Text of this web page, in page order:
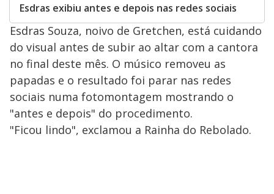
Esdras exibiu antes e depois nas redes sociais
Esdras Souza, noivo de Gretchen, está cuidando
do visual antes de subir ao altar com a cantora
no final deste mês. O músico removeu as
papadas e o resultado foi parar nas redes
sociais numa fotomontagem mostrando o
"antes e depois" do procedimento.
"Ficou lindo", exclamou a Rainha do Rebolado.